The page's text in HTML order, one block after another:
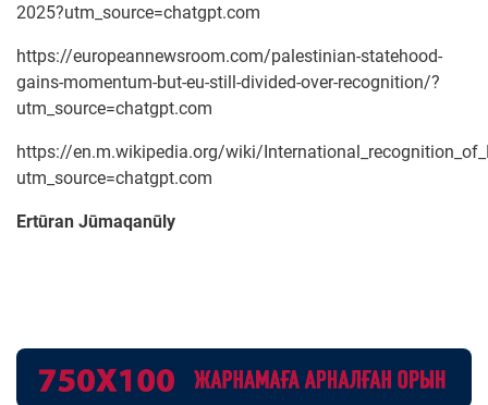
2025?utm_source=chatgpt.com
https://europeannewsroom.com/palestinian-statehood-
gains-momentum-but-eu-still-divided-over-recognition/?
utm_source=chatgpt.com
https://en.m.wikipedia.org/wiki/
utm_source=chatgpt.com
Ertūran Jūmaqanūly